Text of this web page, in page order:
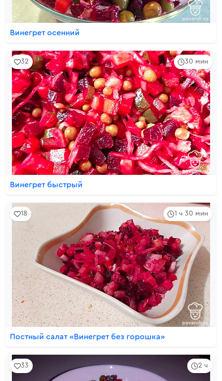
Винегрет осенний
30 мин
32
Винегрет быстрый
1 ч 30 мин
18
Постный салат «‎Винегрет без горошка»
2 ч
33